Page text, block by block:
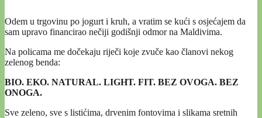
Odem u trgovinu po jogurt i kruh, a vratim se kući s osjećajem da
sam upravo financirao nečiji godišnji odmor na Maldivima.
Na policama me dočekaju riječi koje zvuče kao članovi nekog
zelenog benda:
BIO. EKO. NATURAL. LIGHT. FIT. BEZ OVOGA. BEZ
ONOGA.
Sve zeleno, sve s listićima, drvenim fontovima i slikama sretnih